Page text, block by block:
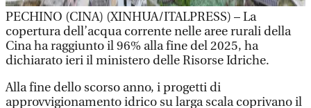
PECHINO (CINA) (XINHUA/ITALPRESS) – La
copertura dell’acqua corrente nelle aree rurali della
Cina ha raggiunto il 96% alla fine del 2025, ha
dichiarato ieri il ministero delle Risorse Idriche.
Alla fine dello scorso anno, i progetti di
approvvigionamento idrico su larga scala coprivano il